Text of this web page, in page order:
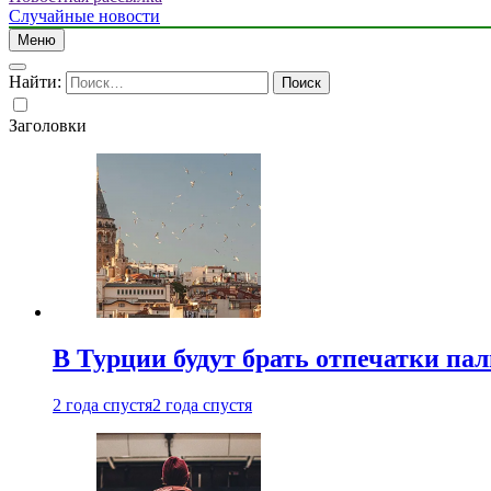
Случайные новости
Меню
Найти:
Заголовки
В Турции будут брать отпечатки
2 года спустя2 года спустя